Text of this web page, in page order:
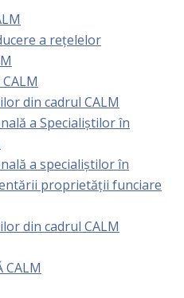
a rețelelor
din cadrul CALM
a Specialiștilor în
a specialiştilor în
proprietăţii funciare
din cadrul CALM
CALM